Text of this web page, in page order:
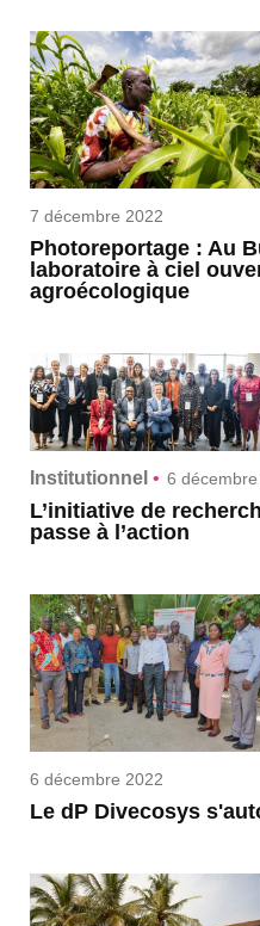
7 décembre 2022
Photoreportage : Au
laboratoire à ciel
agroécologique
Institutionnel • 6
L’initiative de
passe à l’action
6 décembre 2022
Le dP Divecosys